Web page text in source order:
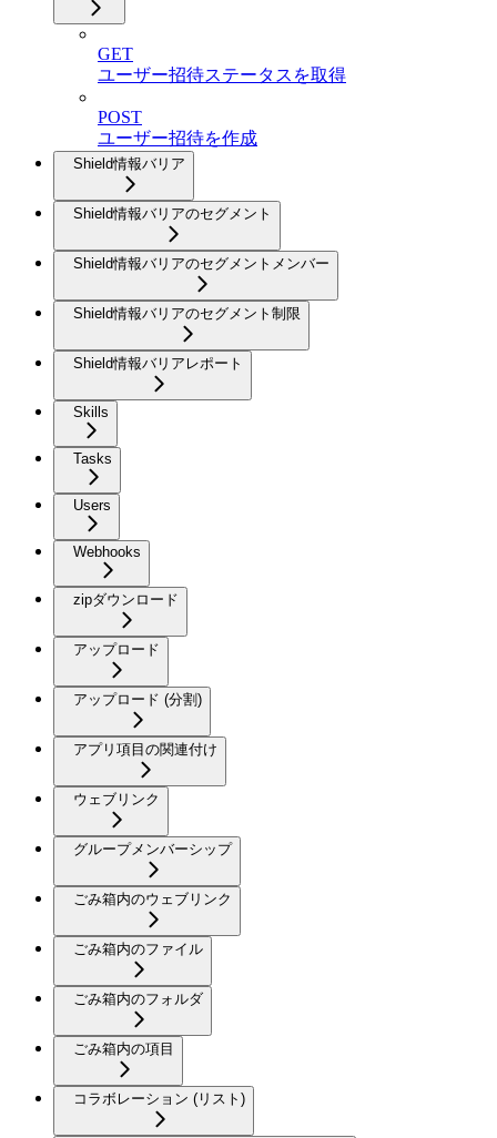
GET
ユーザー招待ステータスを取得
POST
ユーザー招待を作成
Shield情報バリア
Shield情報バリアのセグメント
Shield情報バリアのセグメントメンバー
Shield情報バリアのセグメント制限
Shield情報バリアレポート
Skills
Tasks
Users
Webhooks
zipダウンロード
アップロード
アップロード (分割)
アプリ項目の関連付け
ウェブリンク
グループメンバーシップ
ごみ箱内のウェブリンク
ごみ箱内のファイル
ごみ箱内のフォルダ
ごみ箱内の項目
コラボレーション (リスト)